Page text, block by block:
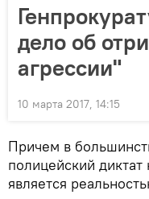
дело об
агрессии"
10 марта 2017, 14:15
Причем в
полицейский
является